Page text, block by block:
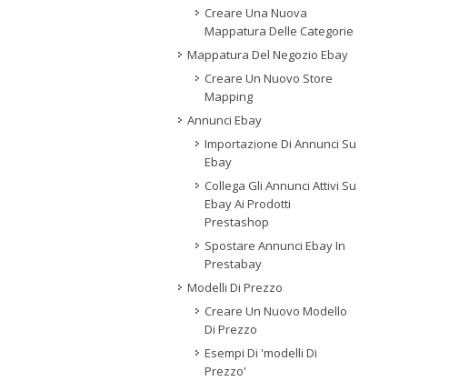
Creare Una Nuova
Mappatura Delle Categorie
Mappatura Del Negozio Ebay
Creare Un Nuovo Store
Mapping
Annunci Ebay
Importazione Di Annunci Su
Ebay
Collega Gli Annunci Attivi Su
Ebay Ai Prodotti
Prestashop
Spostare Annunci Ebay In
Prestabay
Modelli Di Prezzo
Creare Un Nuovo Modello
Di Prezzo
Esempi Di 'modelli Di
Prezzo'